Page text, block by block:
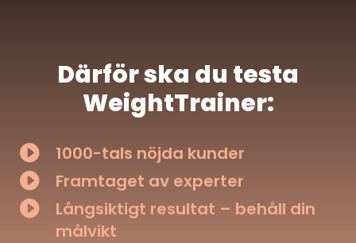
Därför ska du testa
WeightTrainer:
 1000-tals nöjda kunder
 Framtaget av experter

Långsiktigt resultat – behåll din
målvikt